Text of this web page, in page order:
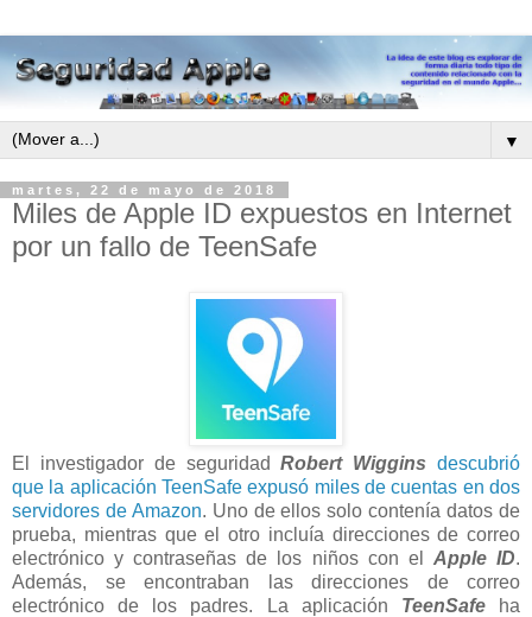
▼
martes, 22 de mayo de 2018
Miles de Apple ID expuestos en Internet
por un fallo de TeenSafe
El investigador de seguridadRobert Wiggins descubrió
que la aplicación TeenSafe expusó miles de cuentas en dos
servidores de Amazon. Uno de ellos solo contenía datos de
prueba, mientras que el otro incluía direcciones de correo
electrónico y contraseñas de los niños con el Apple ID.
Además, se encontraban las direcciones de correo
electrónico de los padres. La aplicación TeenSafeha